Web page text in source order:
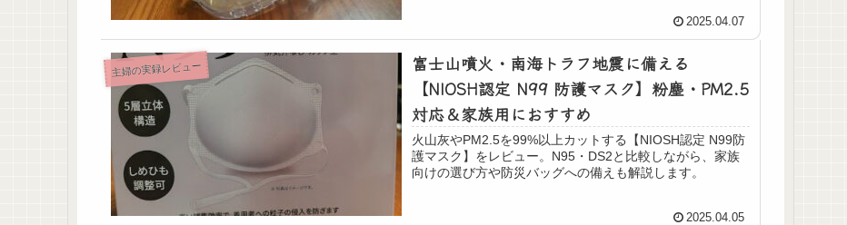
2025.04.07
主婦の実録レビュー
富士山噴火・南海トラフ地震に備える
【NIOSH認定 N99 防護マスク】粉塵・PM2.5
対応＆家族用におすすめ
火山灰やPM2.5を99%以上カットする【NIOSH認定 N99防
護マスク】をレビュー。N95・DS2と比較しながら、家族
向けの選び方や防災バッグへの備えも解説します。
2025.04.05